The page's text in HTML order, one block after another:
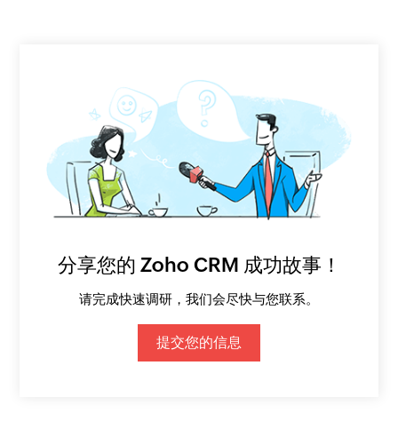
分享您的 Zoho CRM 成功故事！
请完成快速调研，我们会尽快与您联系。
提交您的信息